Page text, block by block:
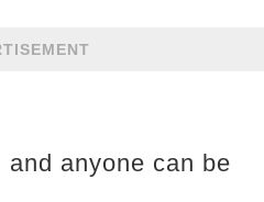
anyone can be